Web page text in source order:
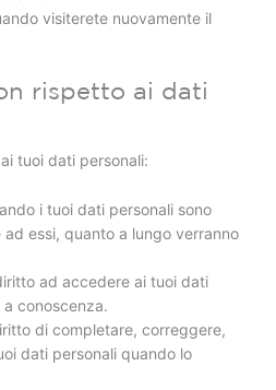
visiterete nuovamente il
rispetto ai dati
tuoi dati personali:
i tuoi dati personali sono
essi, quanto a lungo verranno
ad accedere ai tuoi dati
conoscenza.
di completare, correggere,
dati personali quando lo